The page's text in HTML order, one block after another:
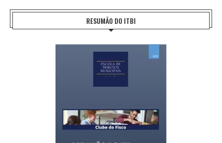
RESUMÃO DO ITBI